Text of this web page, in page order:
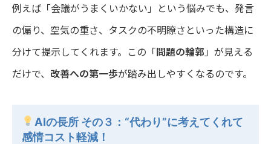
例えば「会議がうまくいかない」という悩みでも、発言
の偏り、空気の重さ、タスクの不明瞭さといった構造に
分けて提示してくれます。この「 問題の輪郭 」が見える
だけで、 改善への第一歩が踏み出しやすくなるのです。
AIの長所 その３：“代わり”に考えてくれて
感情コスト軽減！